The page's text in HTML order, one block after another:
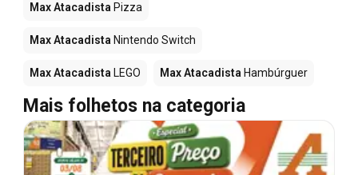
Max Atacadista Pizza
Max Atacadista Nintendo Switch
Max Atacadista LEGO Max Atacadista Hambúrguer
Mais folhetos na categoria